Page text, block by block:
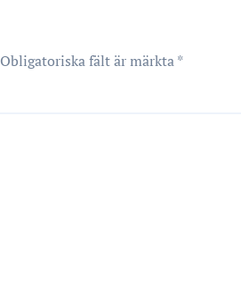
Obligatoriska fält är märkta*